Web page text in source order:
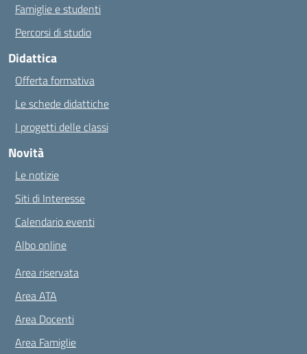
Famiglie e studenti
Percorsi di studio
Didattica
Offerta formativa
Le schede didattiche
I progetti delle classi
Novità
Le notizie
Siti di Interesse
Calendario eventi
Albo online
Area riservata
Area ATA
Area Docenti
Area Famiglie